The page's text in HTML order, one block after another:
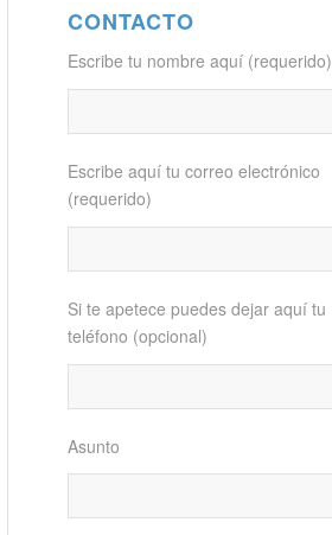
CONTACTO
Escribe tu nombre aquí (requerido)
Escribe aquí tu correo electrónico
(requerido)
Si te apetece puedes dejar aquí tu
teléfono (opcional)
Asunto